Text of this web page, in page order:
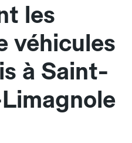
les
véhicules
à Saint-